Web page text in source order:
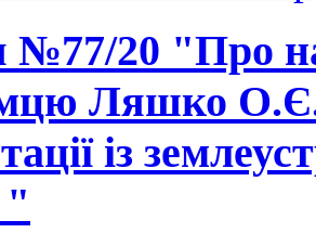
20 "Про
Ляшко О.Є.
із
"